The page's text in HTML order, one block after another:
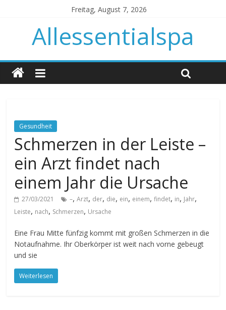
Freitag, August 7, 2026
Allessentialspa
Gesundheit
Schmerzen in der Leiste –
ein Arzt findet nach
einem Jahr die Ursache
27/03/2021 –,Arzt, der, die, ein, einem,findet, in, Jahr,
Leiste, nach, Schmerzen, Ursache
Eine Frau Mitte fünfzig kommt mit großen Schmerzen in die
Notaufnahme. Ihr Oberkörper ist weit nach vorne gebeugt
und sie
Weiterlesen